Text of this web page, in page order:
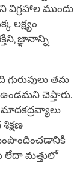
ముందు
లక్ష్యం
జ్ఞానాన్ని
తమ
చెప్తారు.
మాదకద్రవ్యాలు
లేదా మత్తులో